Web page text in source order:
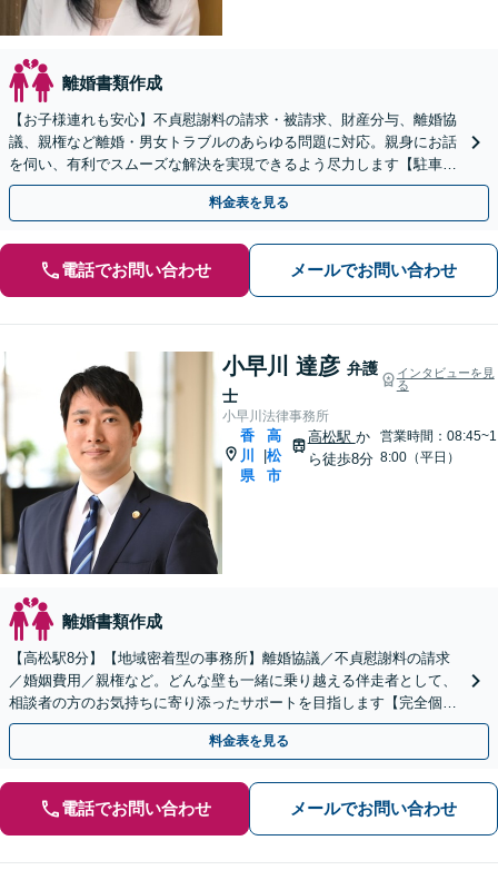
離婚書類作成
【お子様連れも安心】不貞慰謝料の請求・被請求、財産分与、離婚協
議、親権など離婚・男女トラブルのあらゆる問題に対応。親身にお話
を伺い、有利でスムーズな解決を実現できるよう尽力します【駐車場
あり】
料金表を見る
電話でお問い合わせ メールでお問い合わせ
小早川 達彦 弁護
士
インタビューを見
る
小早川法律事務所
香
川
県
高
松
市
高松駅 か
ら徒歩8分
営業時間：08:45~1
8:00（平日）
離婚書類作成
【高松駅8分】【地域密着型の事務所】離婚協議／不貞慰謝料の請求
／婚姻費用／親権など。どんな壁も一緒に乗り越える伴走者として、
相談者の方のお気持ちに寄り添ったサポートを目指します【完全個室
でのご相談】
料金表を見る
電話でお問い合わせ メールでお問い合わせ